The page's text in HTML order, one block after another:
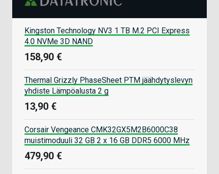
Kingston Technology NV3 1 TB M.2 PCI Express
4.0 NVMe 3D NAND
158,90 €
Thermal Grizzly PhaseSheet PTM jäähdytyslevyn
yhdiste Lämpöalusta 2 g
13,90 €
Corsair Vengeance CMK32GX5M2B6000C38
muistimoduuli 32 GB 2 x 16 GB DDR5 6000 MHz
479,90 €